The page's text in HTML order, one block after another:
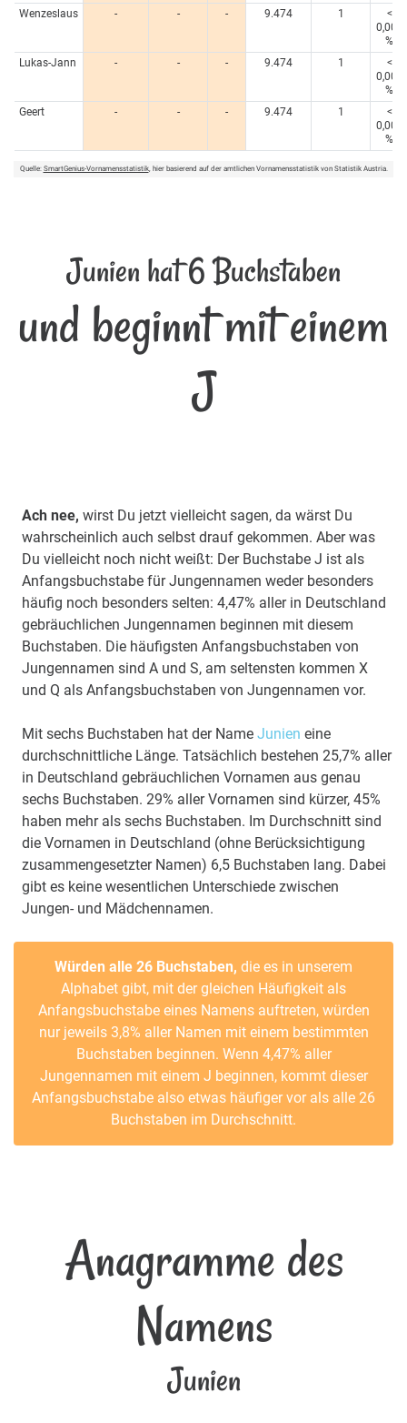
Wenzeslaus
- - - 9.474 1
<
0,005
%
Lukas-Jann
- - - 9.474 1
<
0,005
%
Geert
- - - 9.474 1
<
0,005
%
Quelle: SmartGenius-Vornamensstatistik, hier basierend auf der amtlichen Vornamensstatistik von Statistik Austria.
Junien hat 6 Buchstaben
und beginnt mit einem
J
Ach nee, wirst Du jetzt vielleicht sagen, da wärst Du
wahrscheinlich auch selbst drauf gekommen. Aber was
Du vielleicht noch nicht weißt: Der Buchstabe J ist als
Anfangsbuchstabe für Jungennamen weder besonders
häufig noch besonders selten: 4,47% aller in Deutschland
gebräuchlichen Jungennamen beginnen mit diesem
Buchstaben. Die häufigsten Anfangsbuchstaben von
Jungennamen sind A und S, am seltensten kommen X
und Q als Anfangsbuchstaben von Jungennamen vor.
Mit sechs Buchstaben hat der Name Junien eine
durchschnittliche Länge. Tatsächlich bestehen 25,7% aller
in Deutschland gebräuchlichen Vornamen aus genau
sechs Buchstaben. 29% aller Vornamen sind kürzer, 45%
haben mehr als sechs Buchstaben. Im Durchschnitt sind
die Vornamen in Deutschland (ohne Berücksichtigung
zusammengesetzter Namen) 6,5 Buchstaben lang. Dabei
gibt es keine wesentlichen Unterschiede zwischen
Jungen- und Mädchennamen.
Würden alle 26 Buchstaben, die es in unserem
Alphabet gibt, mit der gleichen Häufigkeit als
Anfangsbuchstabe eines Namens auftreten, würden
nur jeweils 3,8% aller Namen mit einem bestimmten
Buchstaben beginnen. Wenn 4,47% aller
Jungennamen mit einem J beginnen, kommt dieser
Anfangsbuchstabe also etwas häufiger vor als alle 26
Buchstaben im Durchschnitt.
Anagramme des
Namens
Junien